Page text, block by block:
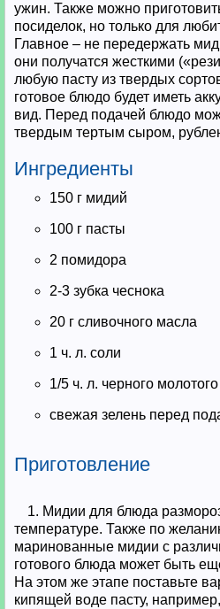
ужин. Также можно
посиделок, но только для
Главное – не передержать
они получатся жесткими
любую пасту из твердых
готовое блюдо будет иметь
вид. Перед подачей блюдо
твердым тертым сыром,
Ингредиенты
150 г мидий
100 г пасты
2 помидора
2-3 зубка чеснока
20 г сливочного масла
1 ч. л. соли
1/5 ч. л. черного
свежая зелень перед
Приготовление
1. Мидии для блюда
температуре. Также по
маринованные мидии с
готового блюда может быть
На этом же этапе поставьте
кипящей воде пасту,